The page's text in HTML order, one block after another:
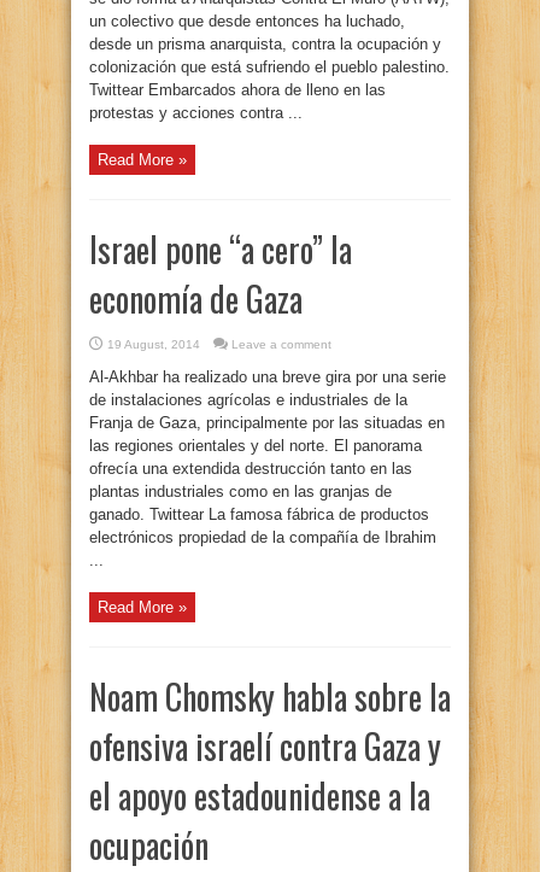
un colectivo que desde entonces ha luchado,
desde un prisma anarquista, contra la ocupación y
colonización que está sufriendo el pueblo palestino.
Twittear Embarcados ahora de lleno en las
protestas y acciones contra ...
Read More »
Israel pone “a cero” la
economía de Gaza
19 August, 2014 Leave a comment
Al-Akhbar ha realizado una breve gira por una serie
de instalaciones agrícolas e industriales de la
Franja de Gaza, principalmente por las situadas en
las regiones orientales y del norte. El panorama
ofrecía una extendida destrucción tanto en las
plantas industriales como en las granjas de
ganado. Twittear La famosa fábrica de productos
electrónicos propiedad de la compañía de Ibrahim
...
Read More »
Noam Chomsky habla sobre la
ofensiva israelí contra Gaza y
el apoyo estadounidense a la
ocupación